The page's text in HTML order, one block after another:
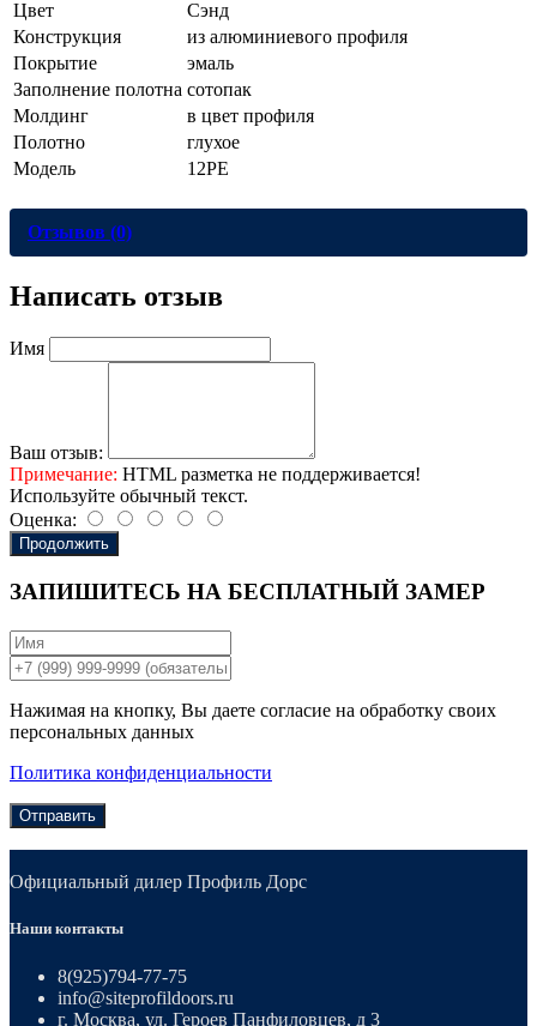
Цвет
Сэнд
Конструкция
из алюминиевого профиля
Покрытие
эмаль
Заполнение полотна сотопак
Молдинг
в цвет профиля
Полотно
глухое
Модель
12PE
Отзывов (0)
Написать отзыв
Имя
Ваш отзыв:
Примечание: HTML разметка не поддерживается!
Используйте обычный текст.
Оценка:
Продолжить
ЗАПИШИТЕСЬ НА БЕСПЛАТНЫЙ ЗАМЕР
Нажимая на кнопку, Вы даете согласие на обработку своих
персональных данных
Политика конфиденциальности
Отправить
Официальный дилер Профиль Дорс
Наши контакты
8(925)794-77-75
info@siteprofildoors.ru
г. Москва, ул. Героев Панфиловцев, д 3